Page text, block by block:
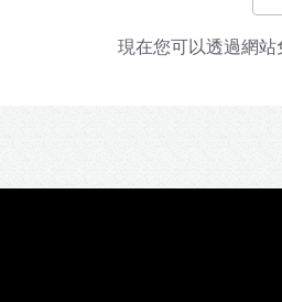
現在您可以透過網